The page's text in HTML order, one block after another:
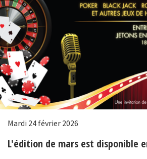
Mardi 24 février 2026
L'édition de mars est disponible